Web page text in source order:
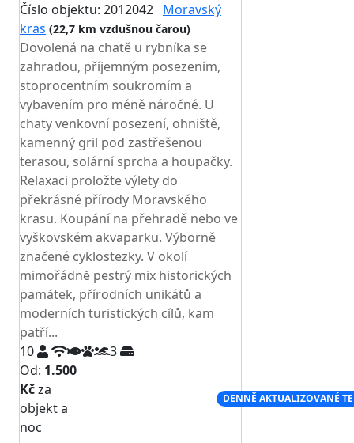
Číslo objektu: 2012042 Moravský
kras (22,7 km vzdušnou čarou)
Dovolená na chatě u rybníka se
zahradou, příjemným posezením,
stoprocentním soukromím a
vybavením pro méně náročné. U
chaty venkovní posezení, ohniště,
kamenný gril pod zastřešenou
terasou, solární sprcha a houpačky.
Relaxaci proložte výlety do
překrásné přírody Moravského
krasu. Koupání na přehradě nebo ve
vyškovském akvaparku. Výborně
značené cyklostezky. V okolí
mimořádně pestrý mix historických
památek, přírodních unikátů a
moderních turistických cílů, kam
patří...
10
3
Od: 1.500
Kčza
objekt a
noc
DENNĚ AKTUALIZOVANÉ